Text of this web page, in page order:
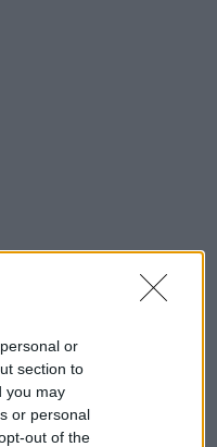
or
section to
you may
or personal
out of the